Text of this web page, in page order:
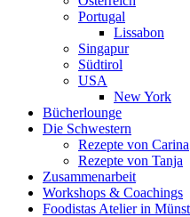
Portugal
Lissabon
Singapur
Südtirol
USA
New York
Bücherlounge
Die Schwestern
Rezepte von Carina
Rezepte von Tanja
Zusammenarbeit
Workshops & Coachings
Foodistas Atelier in